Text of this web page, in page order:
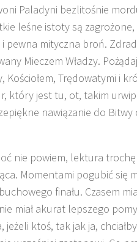
Paladyni bezlitośnie
leśne istoty są
pewna mityczna broń.
Mieczem Władzy.
Kościołem, Trędowatymi i
który jest tu, ot, takim
nawiązanie do
nie powiem, lektura
Momentami pogubić się
finału. Czasem
miał akurat lepszego
jeżeli ktoś, tak jak ja,